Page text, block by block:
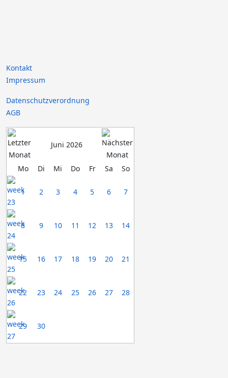
Kontakt
Impressum
Datenschutzverordnung
AGB
Juni 2026
Mo Di Mi Do Fr Sa So
1 2 3 4 5 6 7
8 9 10 11 12 13 14
15 16 17 18 19 20 21
22 23 24 25 26 27 28
29 30